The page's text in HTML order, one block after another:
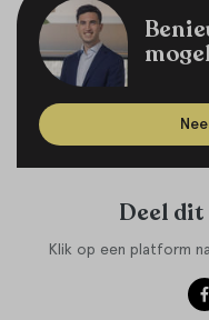
Deel
Klik op een platform